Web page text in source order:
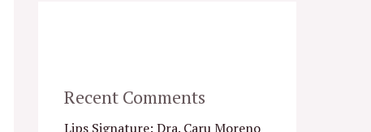
Recent Comments
Lips Signature: Dra. Caru Moreno